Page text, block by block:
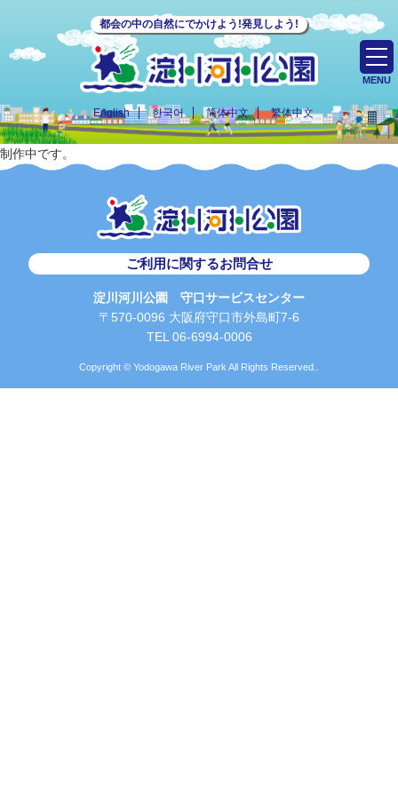
都会の中の自然にでかけよう!発見しよう!
English 한국어 简体中文 繁体中文
MENU
制作中です。
ご利用に関するお問合せ
淀川河川公園 守口サービスセンター
〒570-0096 大阪府守口市外島町7-6
TEL 06-6994-0006
Copyright © Yodogawa River Park All Rights Reserved..